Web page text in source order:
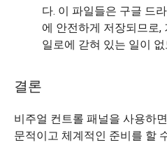
다. 이 파일들은 구글 드
에 안전하게 저장되므로,
일로에 갇혀 있는 일이
결론
비주얼 컨트롤 패널을 사용하
문적이고 체계적인 준비를 할